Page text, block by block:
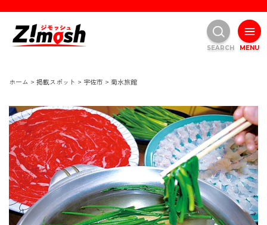
ホーム > 掲載スポット > 宇佐市 > 菊水旅館
MENU
SEARCH